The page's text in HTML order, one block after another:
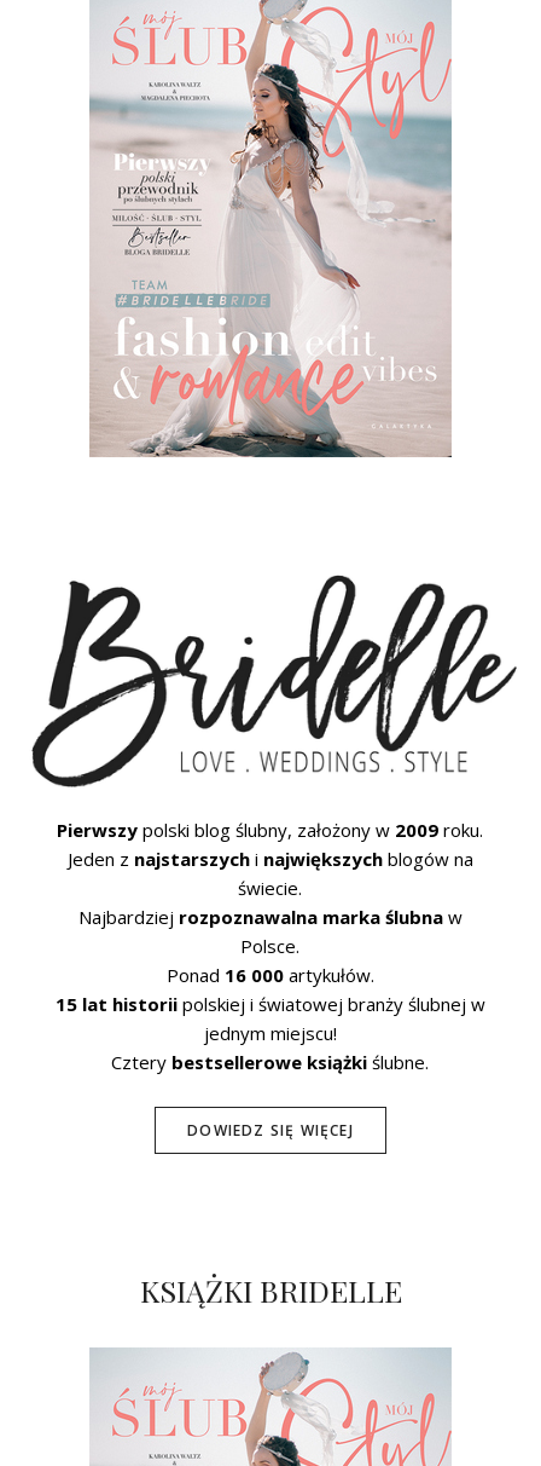
Pierwszy polski blog ślubny, założony w 2009 roku.
Jeden z najstarszychi największychblogów na
świecie.
Najbardziej rozpoznawalna marka ślubnaw
Polsce.
Ponad 16 000artykułów.
15 lat historiipolskiej i światowej branży ślubnej w
jednym miejscu!
Cztery bestsellerowe książki ślubne.
DOWIEDZ SIĘ WIĘCEJ
KSIĄŻKI BRIDELLE